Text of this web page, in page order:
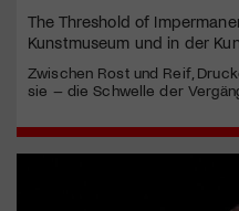
The Threshold of
Kunstmuseum und in der
Zwischen Rost und Reif,
sie – die Schwelle der